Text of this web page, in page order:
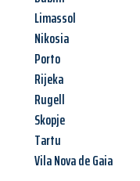
Limassol
Nikosia
Porto
Rijeka
Rugell
Skopje
Tartu
Vila Nova de Gaia